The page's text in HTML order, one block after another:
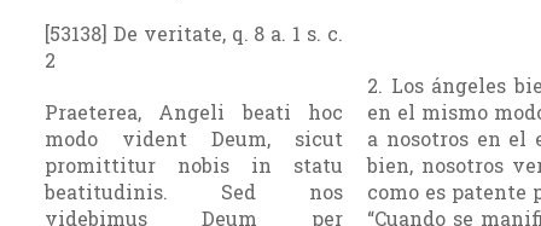
[53138] De veritate, q. 8 a. 1 s. c.
2
Praeterea, Angeli beati hoc
modo vident Deum, sicut
promittitur nobis in statu
beatitudinis. Sed nos
videbimus Deum per
2. Los ángeles
en el mismo
a nosotros en el
bien, nosotros
como es patente
“Cuando se